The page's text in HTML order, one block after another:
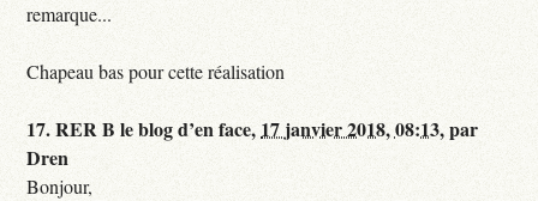
remarque...
Chapeau bas pour cette réalisation
17.RER B le blog d’en face, 17 janvier 2018, 08:13,par
Dren
Bonjour,